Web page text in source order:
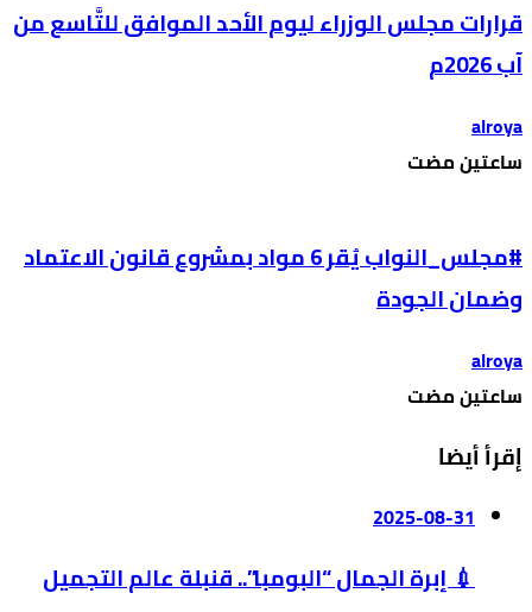
قرارات مجلس الوزراء ليوم الأحد الموافق للتَّاسع من
آب 2026م
alroya
‫‫‫‏‫ساعتين مضت‬
#مجلس_النواب يُقر 6 مواد بمشروع قانون الاعتماد
وضمان الجودة
alroya
‫‫‫‏‫ساعتين مضت‬
إقرأ أيضا
2025-08-31
💉 إبرة الجمال “البومبا”.. قنبلة عالم التجميل